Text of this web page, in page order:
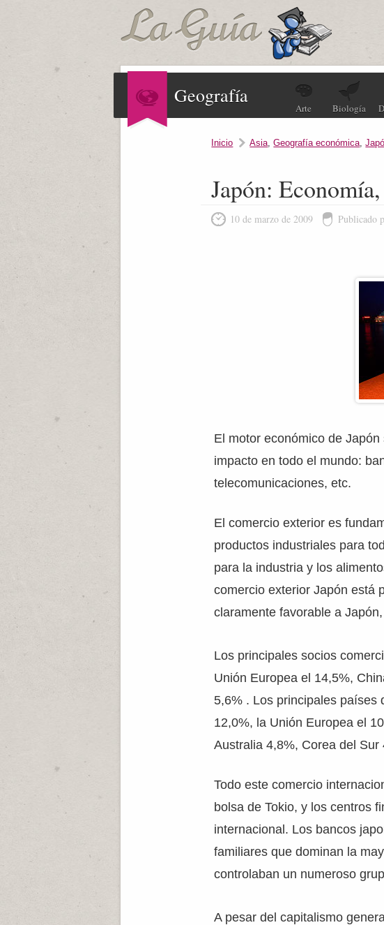
Geografía
Arte Biología
Inicio Asia,Geografía económica,
Japón:
10 de marzo de 2009 Publicado
El motor económico de
impacto en todo el mundo:
telecomunicaciones, etc.
El comercio exterior es
productos industriales para
para la industria y los
comercio exterior Japón está
claramente favorable a
Los principales socios
Unión Europea el 14,5%,
5,6% . Los principales países
12,0%, la Unión Europea el
Australia 4,8%, Corea del
Todo este comercio
bolsa de Tokio, y los centros
internacional. Los bancos
familiares que dominan la
controlaban un numeroso
A pesar del capitalismo